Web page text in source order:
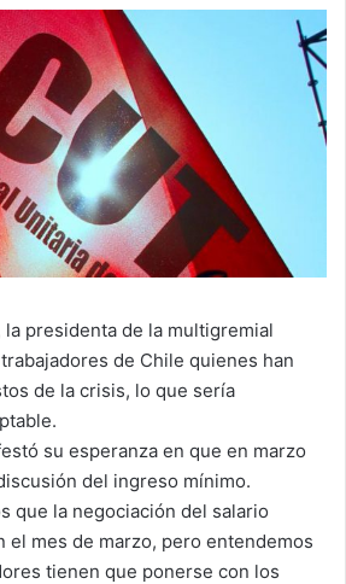
la presidenta de la multigremial
de Chile quienes han
de la crisis, lo que sería
su esperanza en que en marzo
del ingreso mínimo.
que la negociación del salario
el mes de marzo, pero entendemos
tienen que ponerse con los